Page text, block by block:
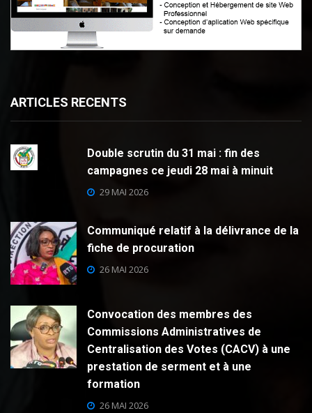
ARTICLES RECENTS
Double scrutin du 31 mai : fin des
campagnes ce jeudi 28 mai à minuit
29 MAI 2026
Communiqué relatif à la délivrance de la
fiche de procuration
26 MAI 2026
Convocation des membres des
Commissions Administratives de
Centralisation des Votes (CACV) à une
prestation de serment et à une
formation
26 MAI 2026